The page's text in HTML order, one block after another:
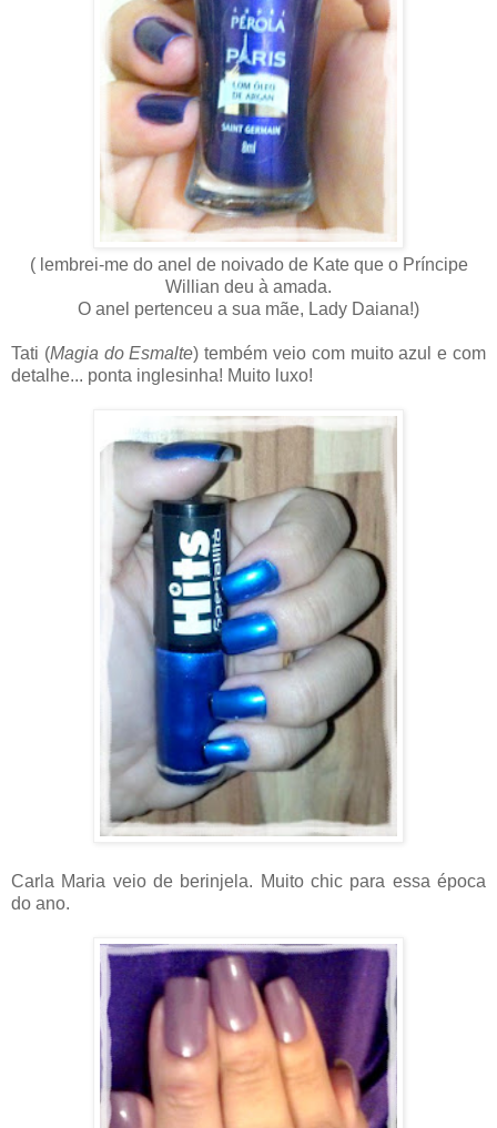
( lembrei-me do anel de noivado de Kate que o Príncipe
Willian deu à amada.
O anel pertenceu a sua mãe, Lady Daiana!)
Tati (Magia do Esmalte) tembém veio com muito azul e com
detalhe... ponta inglesinha! Muito luxo!
Carla Maria veio de berinjela. Muito chic para essa época
do ano.